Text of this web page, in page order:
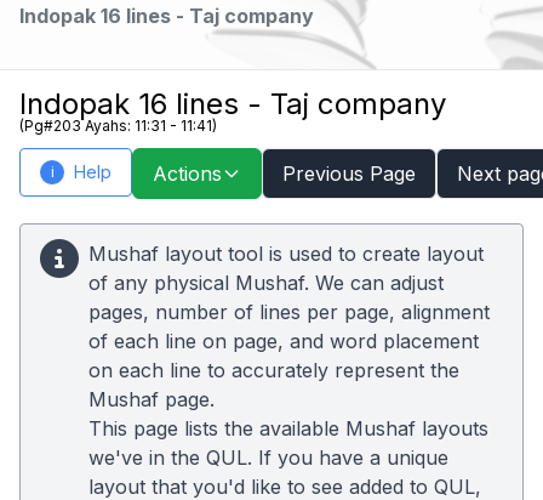
Indopak 16 lines - Taj company
Indopak 16 lines - Taj company
(Pg#203 Ayahs: 11:31 - 11:41)
i Help Actions Previous Page Next
Mushaf layout tool is used to create layout
of any physical Mushaf. We can adjust
pages, number of lines per page, alignment
of each line on page, and word placement
on each line to accurately represent the
Mushaf page.
This page lists the available Mushaf layouts
we've in the QUL. If you have a unique
layout that you'd like to see added to QUL,